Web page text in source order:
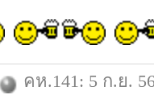
คห.141: 5 ก.ย.